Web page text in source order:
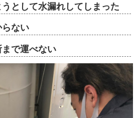
として水漏れしてしまった
ない
で運べない